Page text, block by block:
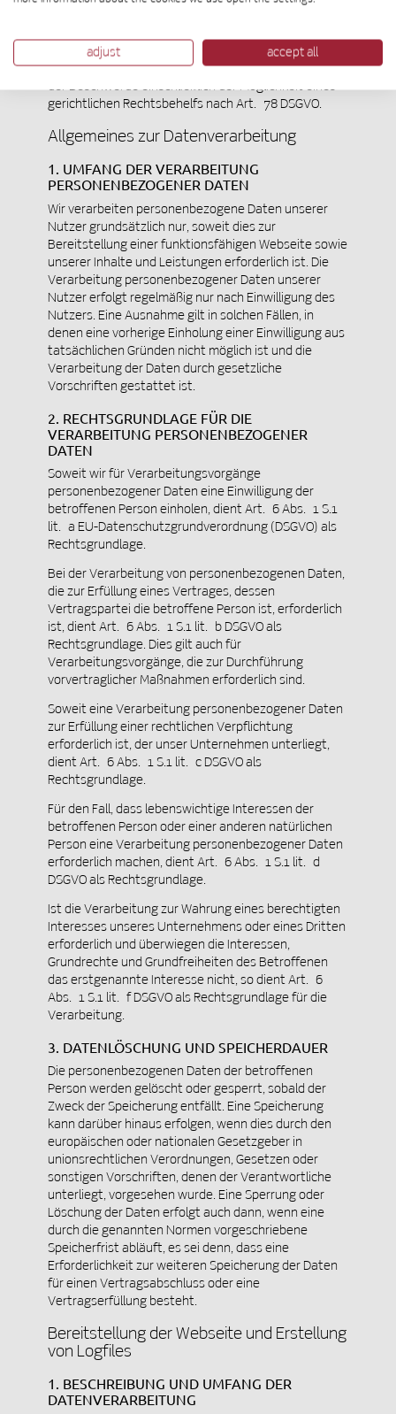
verstößt.
eingereicht wurde, unterrichtet den
Beschwerdeführer über den Stand und die Ergebnisse
der Beschwerde einschließlich der Möglichkeit eines
gerichtlichen Rechtsbehelfs nach Art. 78 DSGVO.
Allgemeines zur Datenverarbeitung
1. UMFANG DER VERARBEITUNG
PERSONENBEZOGENER DATEN
Wir verarbeiten personenbezogene Daten unserer
Nutzer grundsätzlich nur, soweit dies zur
Bereitstellung einer funktionsfähigen Webseite sowie
unserer Inhalte und Leistungen erforderlich ist. Die
Verarbeitung personenbezogener Daten unserer
Nutzer erfolgt regelmäßig nur nach Einwilligung des
Nutzers. Eine Ausnahme gilt in solchen Fällen, in
denen eine vorherige Einholung einer Einwilligung aus
tatsächlichen Gründen nicht möglich ist und die
Verarbeitung der Daten durch gesetzliche
Vorschriften gestattet ist.
2. RECHTSGRUNDLAGE FÜR DIE
VERARBEITUNG PERSONENBEZOGENER
DATEN
Soweit wir für Verarbeitungsvorgänge
personenbezogener Daten eine Einwilligung der
betroffenen Person einholen, dient Art. 6 Abs. 1 S.1
lit. a EU-Datenschutzgrundverordnung (DSGVO) als
Rechtsgrundlage.
Bei der Verarbeitung von personenbezogenen Daten,
die zur Erfüllung eines Vertrages, dessen
Vertragspartei die betroffene Person ist, erforderlich
ist, dient Art. 6 Abs. 1 S.1 lit. b DSGVO als
Rechtsgrundlage. Dies gilt auch für
Verarbeitungsvorgänge, die zur Durchführung
vorvertraglicher Maßnahmen erforderlich sind.
Soweit eine Verarbeitung personenbezogener Daten
zur Erfüllung einer rechtlichen Verpflichtung
erforderlich ist, der unser Unternehmen unterliegt,
dient Art. 6 Abs. 1 S.1 lit. c DSGVO als
Rechtsgrundlage.
Für den Fall, dass lebenswichtige Interessen der
betroffenen Person oder einer anderen natürlichen
Person eine Verarbeitung personenbezogener Daten
erforderlich machen, dient Art. 6 Abs. 1 S.1 lit. d
DSGVO als Rechtsgrundlage.
Ist die Verarbeitung zur Wahrung eines berechtigten
Interesses unseres Unternehmens oder eines Dritten
erforderlich und überwiegen die Interessen,
Grundrechte und Grundfreiheiten des Betroffenen
das erstgenannte Interesse nicht, so dient Art. 6
Abs. 1 S.1 lit. f DSGVO als Rechtsgrundlage für die
Verarbeitung.
3. DATENLÖSCHUNG UND SPEICHERDAUER
Die personenbezogenen Daten der betroffenen
Person werden gelöscht oder gesperrt, sobald der
Zweck der Speicherung entfällt. Eine Speicherung
kann darüber hinaus erfolgen, wenn dies durch den
europäischen oder nationalen Gesetzgeber in
unionsrechtlichen Verordnungen, Gesetzen oder
sonstigen Vorschriften, denen der Verantwortliche
unterliegt, vorgesehen wurde. Eine Sperrung oder
Löschung der Daten erfolgt auch dann, wenn eine
durch die genannten Normen vorgeschriebene
Speicherfrist abläuft, es sei denn, dass eine
Erforderlichkeit zur weiteren Speicherung der Daten
für einen Vertragsabschluss oder eine
Vertragserfüllung besteht.
Bereitstellung der Webseite und Erstellung
von Logfiles
1. BESCHREIBUNG UND UMFANG DER
DATENVERARBEITUNG
adjust accept all